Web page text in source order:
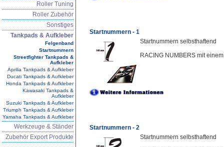
Roller Tuning
Roller Zubehör
Sonstiges
Tankpads & Aufkleber
Felgenband
Startnummern
Streetfighter Tankpads &
Aufkleber
Aprilia Tankpads & Aufkleber
Ducati Tankpads & Aufkleber
Honda Tankpads & Aufkleber
Kawasaki Tankpads &
Aufkleber
Suzuki Tankpads & Aufkleber
Triumph Tankpads & Aufkleber
Yamaha Tankpads & Aufkleber
Werkzeuge & Ständer
Zubehör Export Produkte
Startnummern - 1
Startnummern selbsthaftend
RACING NUMBERS mit
Startnummern - 2
Startnummern selbsthaftend